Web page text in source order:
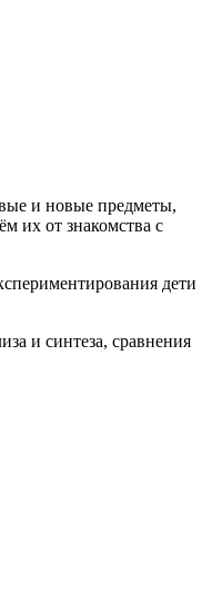
и новые предметы,
их от знакомства с
дети
и синтеза, сравнения